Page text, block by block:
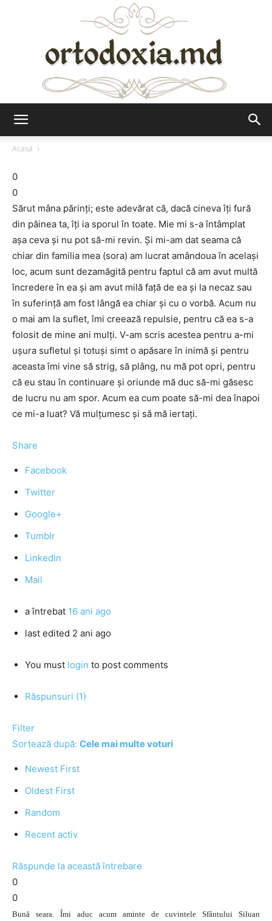
Acasă
0
0
Sărut mâna părinți; este adevărat că, dacă cineva îți fură
din pâinea ta, îți ia sporul în toate. Mie mi s-a întâmplat
așa ceva și nu pot să-mi revin. Și mi-am dat seama că
chiar din familia mea (sora) am lucrat amândoua în același
loc, acum sunt dezamăgită pentru faptul că am avut multă
încredere în ea și am avut milă față de ea și la necaz sau
în suferință am fost lângă ea chiar și cu o vorbă. Acum nu
o mai am la suflet, îmi creează repulsie, pentru că ea s-a
folosit de mine ani mulți. V-am scris acestea pentru a-mi
ușura sufletul și totuși simt o apăsare în inimă și pentru
aceasta îmi vine să strig, să plâng, nu mă pot opri, pentru
că eu stau în continuare și oriunde mă duc să-mi găsesc
de lucru nu am spor. Acum ea cum poate să-mi dea înapoi
ce mi-a luat? Vă mulțumesc și să mă iertați.
Share
Facebook
Twitter
Google+
Tumblr
LinkedIn
Mail
a întrebat 16 ani ago
last edited 2 ani ago
You must login to post comments
Răspunsuri (1)
Filter
Sortează după: Cele mai multe voturi
Newest First
Oldest First
Random
Recent activ
Răspunde la această întrebare
0
0
Bună seara. Îmi aduc acum aminte de cuvintele Sfântului Siluan